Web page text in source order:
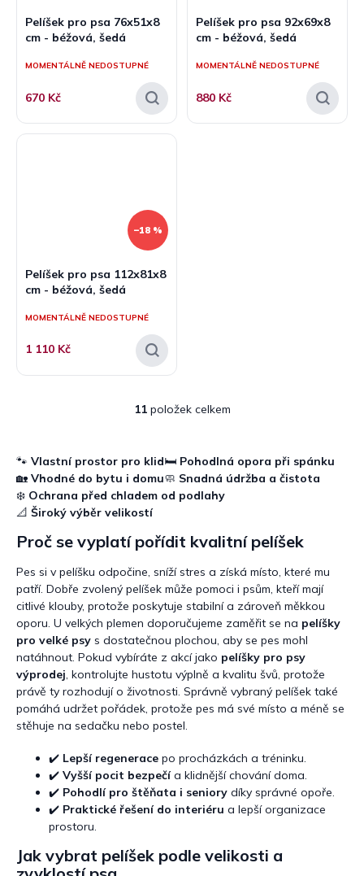
Pelíšek pro psa 76x51x8
cm - béžová, šedá
MOMENTÁLNĚ NEDOSTUPNÉ
670 Kč
Pelíšek pro psa 92x69x8
cm - béžová, šedá
MOMENTÁLNĚ NEDOSTUPNÉ
880 Kč
–18 %
Pelíšek pro psa 112x81x8
cm - béžová, šedá
MOMENTÁLNĚ NEDOSTUPNÉ
1 110 Kč
O
á
d
a
p
v
k
y
v
ý
p
i
s
u
11položek celkem
🐾 Vlastní prostor pro klid🛏️ Pohodlná opora při spánku
🏡 Vhodné do bytu i domu🧼 Snadná údržba a čistota
❄️ Ochrana před chladem od podlahy
📐 Široký výběr velikostí
Proč se vyplatí pořídit kvalitní pelíšek
Pes si v pelíšku odpočine, sníží stres a získá místo, které mu
patří. Dobře zvolený pelíšek může pomoci i psům, kteří mají
citlivé klouby, protože poskytuje stabilní a zároveň měkkou
oporu. U velkých plemen doporučujeme zaměřit se na pelíšky
pro velké psy s dostatečnou plochou, aby se pes mohl
natáhnout. Pokud vybíráte z akcí jako pelíšky pro psy
výprodej, kontrolujte hustotu výplně a kvalitu švů, protože
právě ty rozhodují o životnosti. Správně vybraný pelíšek také
pomáhá udržet pořádek, protože pes má své místo a méně se
stěhuje na sedačku nebo postel.
✔️ Lepší regenerace po procházkách a tréninku.
✔️ Vyšší pocit bezpečía klidnější chování doma.
✔️ Pohodlí pro štěňata i seniory díky správné opoře.
✔️ Praktické řešení do interiéru a lepší organizace
prostoru.
Jak vybrat pelíšek podle velikosti a